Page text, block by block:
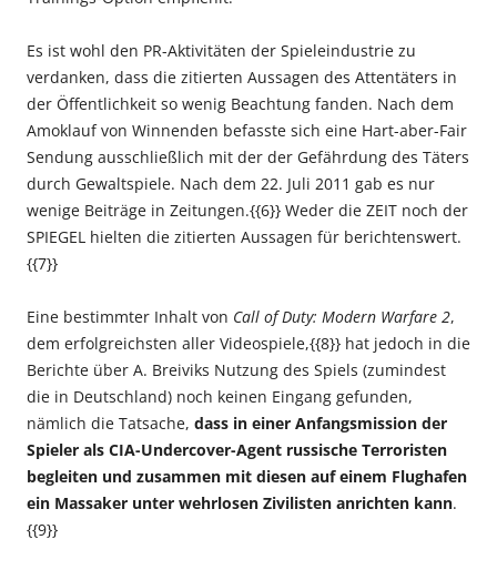
Es ist wohl den PR-Aktivitäten der Spieleindustrie zu
verdanken, dass die zitierten Aussagen des Attentäters in
der Öffentlichkeit so wenig Beachtung fanden. Nach dem
Amoklauf von Winnenden befasste sich eine Hart-aber-Fair
Sendung ausschließlich mit der der Gefährdung des Täters
durch Gewaltspiele. Nach dem 22. Juli 2011 gab es nur
wenige Beiträge in Zeitungen.{{6}} Weder die ZEIT noch der
SPIEGEL hielten die zitierten Aussagen für berichtenswert.
{{7}}
Eine bestimmter Inhalt von Call of Duty: Modern Warfare 2,
dem erfolgreichsten aller Videospiele,{{8}} hat jedoch in die
Berichte über A. Breiviks Nutzung des Spiels (zumindest
die in Deutschland) noch keinen Eingang gefunden,
nämlich die Tatsache, dass in einer Anfangsmission der
Spieler als CIA-Undercover-Agent russische Terroristen
begleiten und zusammen mit diesen auf einem Flughafen
ein Massaker unter wehrlosen Zivilisten anrichten kann.
{{9}}